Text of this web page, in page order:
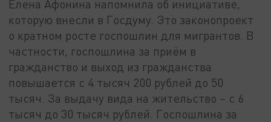
Елена Афонина напомнила об инициативе,
которую внесли в Госдуму. Это законопроект
о кратном росте госпошлин для мигрантов. В
частности, госпошлина за приём в
гражданство и выход из гражданства
повышается с 4 тысяч 200 рублей до 50
тысяч. За выдачу вида на жительство – с 6
тысяч до 30 тысяч рублей. Госпошлина за